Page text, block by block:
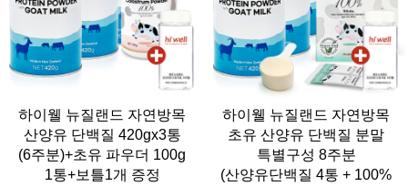
하이웰 뉴질랜드 자연방목
산양유 단백질 420gx3통
(6주분)+초유 파우더 100g
1통+보틀1개 증정
하이웰 뉴질랜드 자연방목
초유 산양유 단백질 분말
특별구성 8주분
(산양유단백질 4통 + 100%